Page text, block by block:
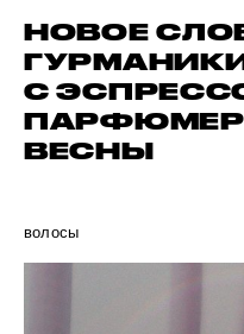
НОВОЕ
С
ВЕСНЫ
волосы